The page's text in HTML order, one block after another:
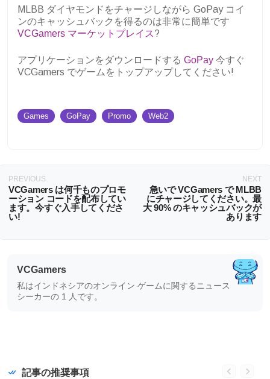
MLBB ダイヤモンドをチャージしながら GoPay コイ
ンのキャッシュバックを得るのは非常に簡単です
VCGamers マーケットプレイス?
アプリケーションをダウンロードする GoPay 今すぐ
VCGamers でゲームをトップアップしてください!
Games GoPay Promo Web2
PREVIOUS
VCGamers は何千ものプロモ
ーション コードを配布してい
ます。今すぐ入手してくださ
い!
NEXT
急いで VCGamers で MLBB
にチャージしてください。最
大 90% のキャッシュバックが
あります
VCGamers
私はインドネシアのオンライン ゲームに関するニュース
シーカーの 1 人です。
記事の推奨事項